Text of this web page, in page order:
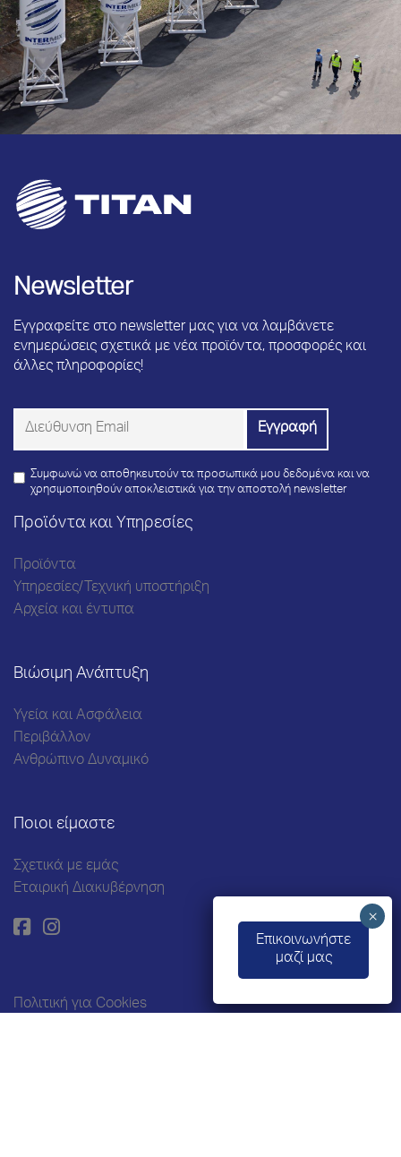
Newsletter
Εγγραφείτε στο newsletter μας για να λαμβάνετε
ενημερώσεις σχετικά με νέα προϊόντα, προσφορές και
άλλες πληροφορίες!
Συμφωνώ να αποθηκευτούν τα προσωπικά μου δεδομένα και να
χρησιμοποιηθούν αποκλειστικά για την αποστολή newsletter
Προϊόντα και Υπηρεσίες
Προϊόντα
Υπηρεσίες/Τεχνική υποστήριξη
Αρχεία και έντυπα
Βιώσιμη Ανάπτυξη
Υγεία και Ασφάλεια
Περιβάλλον
Ανθρώπινο Δυναμικό
Ποιοι είμαστε
Σχετικά με εμάς
Εταιρική Διακυβέρνηση
Πολιτική για Cookies
Eπικοινωνήστε
μαζί μας